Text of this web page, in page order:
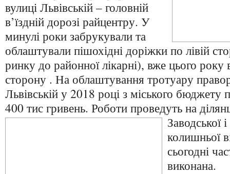
вулиці Львівській – головній
в’їздній дорозі райцентру. У
минулі роки забрукували та
облаштували пішохідні доріжки по лівій
ринку до районної лікарні), вже цього року
сторону . На облаштування тротуару
Львівській у 2018 році з міського бюджету
400 тис гривень. Роботи проведутьна
Заводської
колишньої
сьогодні
виконана.